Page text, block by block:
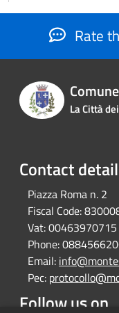
Rate
La Città
Contact
Piazza Roma n. 2
Fiscal Code:
Vat:00463970715
Phone:
Email:
Pec:
Follow us on